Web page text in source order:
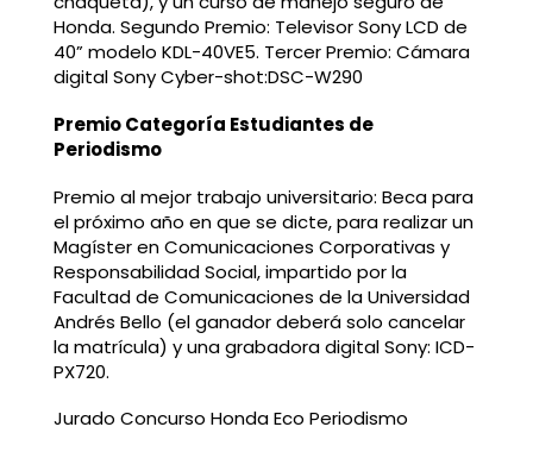
Honda. Segundo Premio: Televisor Sony LCD de
40” modelo KDL-40VE5. Tercer Premio: Cámara
digital Sony Cyber-shot:DSC-W290
Premio Categoría Estudiantes de
Periodismo
Premio al mejor trabajo universitario: Beca para
el próximo año en que se dicte, para realizar un
Magíster en Comunicaciones Corporativas y
Responsabilidad Social, impartido por la
Facultad de Comunicaciones de la Universidad
Andrés Bello (el ganador deberá solo cancelar
la matrícula) y una grabadora digital Sony: ICD-
PX720.
Jurado Concurso Honda Eco Periodismo